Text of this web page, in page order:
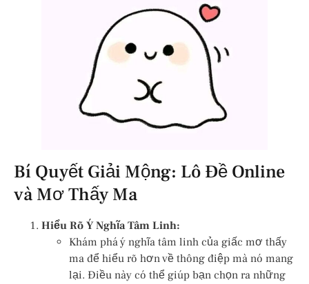
Bí Quyết Giải Mộng: Lô Đề Online
và Mơ Thấy Ma
Hiểu Rõ Ý Nghĩa Tâm Linh:
Khám phá ý nghĩa tâm linh của giấc mơ thấy
ma để hiểu rõ hơn về thông điệp mà nó mang
lại. Điều này có thể giúp bạn chọn ra những